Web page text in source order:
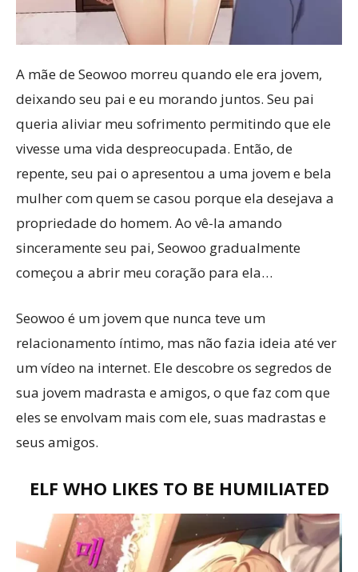
A mãe de Seowoo morreu quando ele era jovem,
deixando seu pai e eu morando juntos. Seu pai
queria aliviar meu sofrimento permitindo que ele
vivesse uma vida despreocupada. Então, de
repente, seu pai o apresentou a uma jovem e bela
mulher com quem se casou porque ela desejava a
propriedade do homem. Ao vê-la amando
sinceramente seu pai, Seowoo gradualmente
começou a abrir meu coração para ela…
Seowoo é um jovem que nunca teve um
relacionamento íntimo, mas não fazia ideia até ver
um vídeo na internet. Ele descobre os segredos de
sua jovem madrasta e amigos, o que faz com que
eles se envolvam mais com ele, suas madrastas e
seus amigos.
ELF WHO LIKES TO BE HUMILIATED